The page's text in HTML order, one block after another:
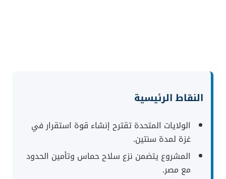
النقاط الرئيسية
الولايات المتحدة تقترح إنشاء قوة استقرار في
غزة لمدة سنتين.
المشروع يتضمن نزع سلاح حماس وتأمين الحدود
مع مصر.